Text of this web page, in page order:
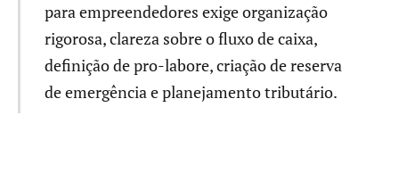
para empreendedores exige organização
rigorosa, clareza sobre o fluxo de caixa,
definição de pro-labore, criação de reserva
de emergência e planejamento tributário.